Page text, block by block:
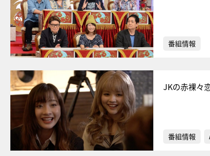
番組情報
JKの赤裸々
番組情報